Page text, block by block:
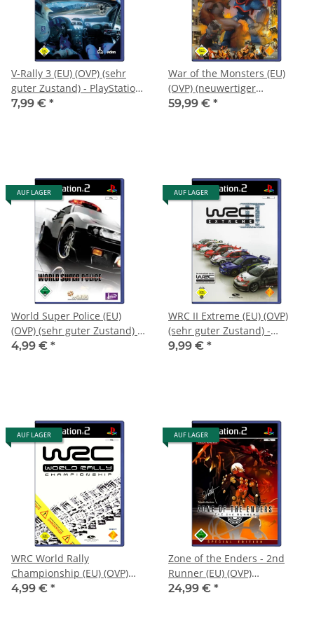
V-Rally 3 (EU) (OVP) (sehr
guter Zustand) - PlayStation
2 (PS2)
7,99 € *
War of the Monsters (EU)
(OVP) (neuwertiger
Sammlerzustand) -
59,99 € *
AUF LAGER
World Super Police (EU)
(OVP) (sehr guter Zustand) -
PlayStation 2 (PS2)
4,99 € *
AUF LAGER
WRC II Extreme (EU) (OVP)
(sehr guter Zustand) -
PlayStation 2 (PS2)
9,99 € *
AUF LAGER
WRC World Rally
Championship (EU) (OVP)
(sehr guter Zustand) -
4,99 € *
AUF LAGER
Zone of the Enders - 2nd
Runner (EU) (OVP)
(neuwertiger
24,99 € *